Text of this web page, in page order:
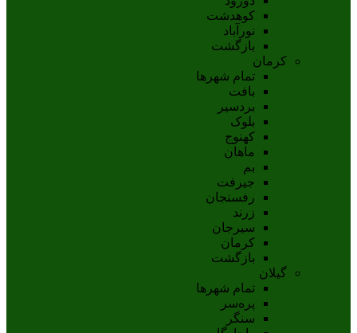
کوهدشت
نورآباد
بازگشت
کرمان
تمام شهر‌ها
بافت
بردسیر
بلوک
کهنوج
ماهان
بم
جيرفت
رفسنجان
زرند
سيرجان
کرمان
بازگشت
گیلان
تمام شهر‌ها
پره‌سر
سنگر